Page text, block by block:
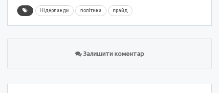
Нідерланди політика прайд
Залишити коментар